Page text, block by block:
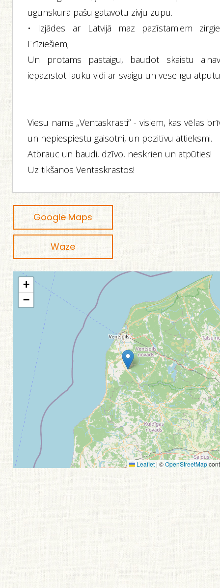
ugunskurā pašu gatavotu zivju zupu.
• Izjādes ar Latvijā maz pazīstamiem
Frīziešiem;
Un protams pastaigu, baudot skaistu
iepazīstot lauku vidi ar svaigu un veselīgu
Viesu nams „Ventaskrasti” - visiem, kas vēlas
un nepiespiestu gaisotni, un pozitīvu attieksmi.
Atbrauc un baudi, dzīvo, neskrien un atpūties!
Uz tikšanos Ventaskrastos!
Google Maps
Waze
+
−
Leaflet | ©OpenStreetMap